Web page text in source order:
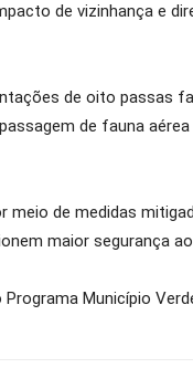
de vizinhança e
de oito passas
de fauna aérea
meio de medidas
maior segurança
Município